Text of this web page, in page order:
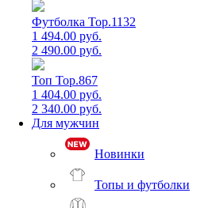
Футболка Top.1132
1 494.00 руб.
2 490.00 руб.
Топ Top.867
1 404.00 руб.
2 340.00 руб.
Для мужчин
Новинки
Топы и футболки